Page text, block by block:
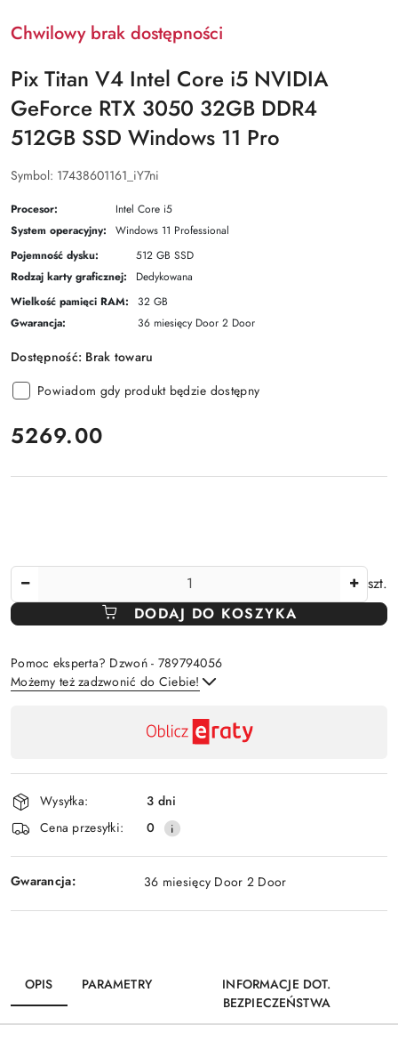
Chwilowy brak dostępności
Pix Titan V4 Intel Core i5 NVIDIA
GeForce RTX 3050 32GB DDR4
512GB SSD Windows 11 Pro
Symbol: 17438601161_iY7ni
Procesor:
Intel Core i5
System operacyjny:
Windows 11 Professional
Pojemność dysku:
512 GB SSD
Rodzaj karty graficznej:
Dedykowana
Wielkość pamięci RAM:
32 GB
Gwarancja:
36 miesięcy Door 2 Door
Dostępność: Brak towaru
Powiadom gdy produkt będzie dostępny
cena:
5269.00
szt.
DODAJ DO KOSZYKA
Pomoc eksperta? Dzwoń - 789794056
Możemy też zadzwonić do Ciebie!
płatność
i
dostawa
Wysyłka:
3 dni
Cena przesyłki:
0
Gwarancja: 36 miesięcy Door 2 Door
OPIS PARAMETRY
INFORMACJE DOT.
BEZPIECZEŃSTWA